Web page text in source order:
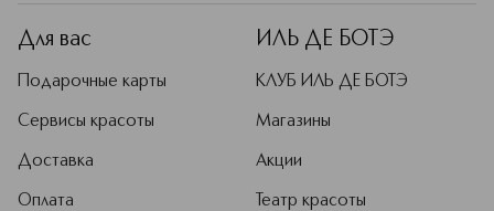
Для вас
Подарочные карты
Сервисы красоты
Доставка
Оплата
ИЛЬ ДЕ БОТЭ
КЛУБ ИЛЬ ДЕ БОТЭ
Магазины
Акции
Театр красоты